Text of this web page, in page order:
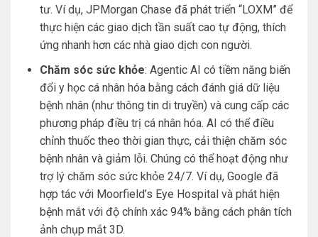
tư. Ví dụ, JPMorgan Chase đã phát triển “LOXM” để
thực hiện các giao dịch tần suất cao tự động, thích
ứng nhanh hơn các nhà giao dịch con người.
Chăm sóc sức khỏe: Agentic AI có tiềm năng biến
đổi y học cá nhân hóa bằng cách đánh giá dữ liệu
bệnh nhân (như thông tin di truyền) và cung cấp các
phương pháp điều trị cá nhân hóa. AI có thể điều
chỉnh thuốc theo thời gian thực, cải thiện chăm sóc
bệnh nhân và giảm lỗi. Chúng có thể hoạt động như
trợ lý chăm sóc sức khỏe 24/7. Ví dụ, Google đã
hợp tác với Moorfield’s Eye Hospital và phát hiện
bệnh mắt với độ chính xác 94% bằng cách phân tích
ảnh chụp mắt 3D.